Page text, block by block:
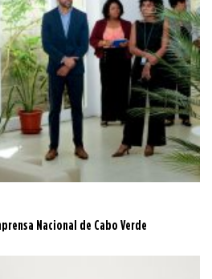
Nacional de Cabo Verde